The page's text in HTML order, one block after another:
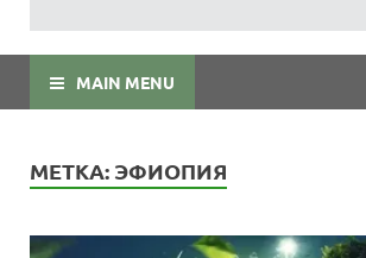
MAIN MENU
МЕТКА: ЭФИОПИЯ